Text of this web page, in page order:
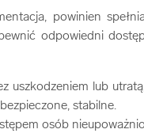
powinien
odpowiedni
uszkodzeniem lub
stabilne.
osób